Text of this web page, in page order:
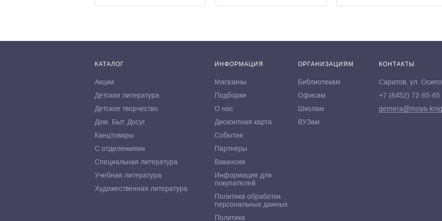
КАТАЛОГ
Акции
Детская литература
Детское творчество
Дом. Быт. Досуг.
Канцтовары
С отделениями
Специальная литература
Учебная литература
Художественная литература
ИНФОРМАЦИЯ
Магазины
Подборки
О нас
Дисконтная карта
События
Партнёры
Вакансии
Информация для
покупателей
Политика обработки
персональных данных
Политика
ОРГАНИЗАЦИЯМ
Библиотекам
Офисам
Школам
ВУЗам
КОНТАКТЫ
Саратов, ул.
+7 (8452) 72-65-65
gemera@moya-